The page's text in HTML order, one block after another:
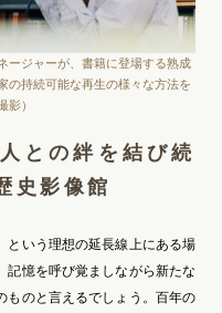
ージャーが、書籍に登場する熟成
の持続可能な再生の様々な方法を
）
との絆を結び続
史影像館
という理想の延長線上にある場
記憶を呼び覚ましながら新たな
ものと言えるでしょう。百年の